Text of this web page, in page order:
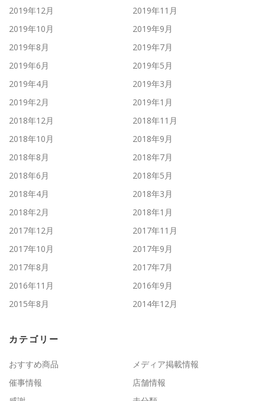
2019年12月
2019年11月
2019年10月
2019年9月
2019年8月
2019年7月
2019年6月
2019年5月
2019年4月
2019年3月
2019年2月
2019年1月
2018年12月
2018年11月
2018年10月
2018年9月
2018年8月
2018年7月
2018年6月
2018年5月
2018年4月
2018年3月
2018年2月
2018年1月
2017年12月
2017年11月
2017年10月
2017年9月
2017年8月
2017年7月
2016年11月
2016年9月
2015年8月
2014年12月
カテゴリー
おすすめ商品
メディア掲載情報
催事情報
店舗情報